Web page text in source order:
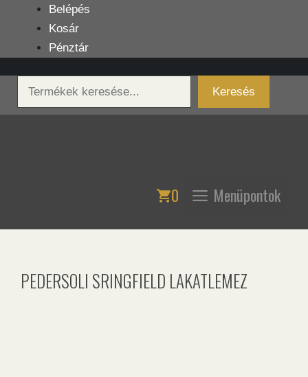
tartalomba
Belépés
Kosár
Pénztár
Keresés
Keresés
0 Menüpontok
PEDERSOLI SRINGFIELD LAKATLEMEZ